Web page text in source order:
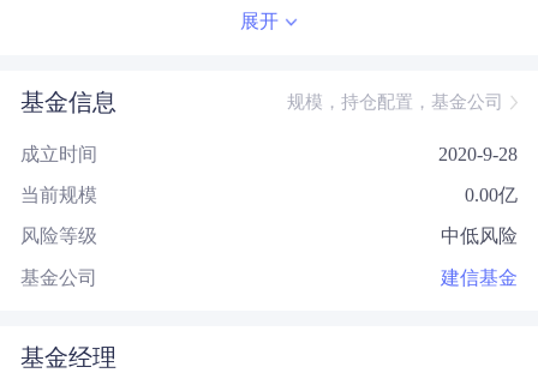
近三年 0.00 % --/--
近五年 --/--
成立以来 --/--
展开
基金信息 规模，持仓配置，基金公司
成立时间 2020-9-28
当前规模 0.00亿
风险等级 中低风险
基金公司 建信基金
基金经理